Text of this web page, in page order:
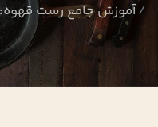
آموزش جامع رست